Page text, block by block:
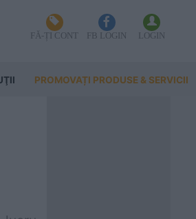
FĂ-ȚI CONT FB LOGIN LOGIN
PROMOVAȚI PRODUSE & SERVICII